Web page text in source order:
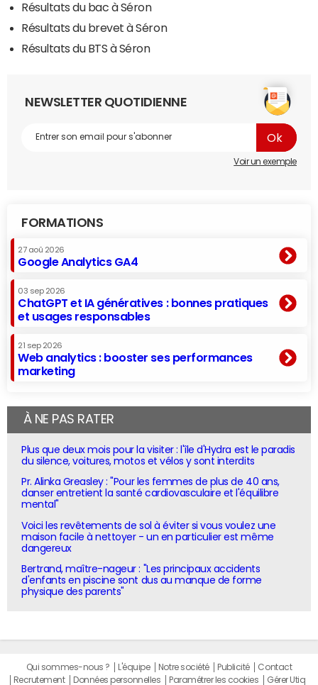
Résultats du bac à Séron
Résultats du brevet à Séron
Résultats du BTS à Séron
NEWSLETTER QUOTIDIENNE
Voir un exemple
FORMATIONS
27 aoû 2026
Google Analytics GA4
03 sep 2026
ChatGPT et IA génératives : bonnes pratiques
et usages responsables
21 sep 2026
Web analytics : booster ses performances
marketing
À NE PAS RATER
Plus que deux mois pour la visiter : l'île d'Hydra est le paradis
du silence, voitures, motos et vélos y sont interdits
Pr. Alinka Greasley : "Pour les femmes de plus de 40 ans,
danser entretient la santé cardiovasculaire et l'équilibre
mental"
Voici les revêtements de sol à éviter si vous voulez une
maison facile à nettoyer - un en particulier est même
dangereux
Bertrand, maître-nageur : "Les principaux accidents
d'enfants en piscine sont dus au manque de forme
physique des parents"
Qui sommes-nous ? L'équipe Notre société Publicité
Contact
Recrutement
Données personnelles Paramétrer les cookies Gérer Utiq